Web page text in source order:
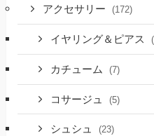
アクセサリー (172)
イヤリング＆ピアス
カチューム (7)
コサージュ (5)
シュシュ (23)